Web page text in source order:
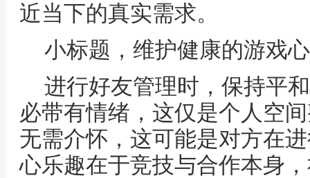
近当下的真实需求。
小标题，维护健康的游戏
进行好友管理时，保持平
必带有情绪，这仅是个人空
无需介怀，这可能是对方在
心乐趣在于竞技与合作本身